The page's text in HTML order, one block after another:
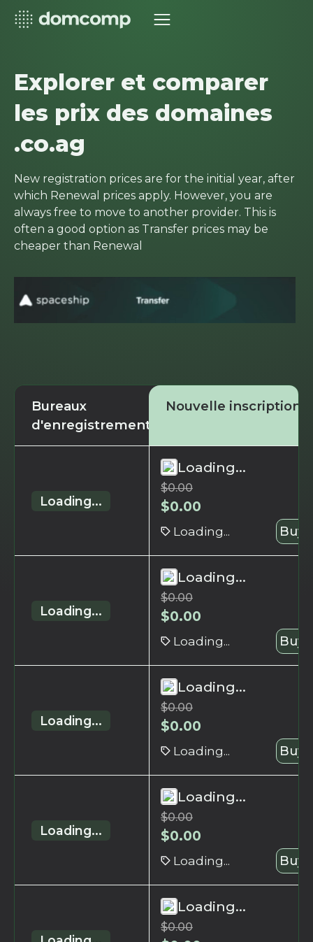
Explorer et comparer
les prix des domaines
.co.ag
New registration prices are for the initial year, after
which Renewal prices apply. However, you are
always free to move to another provider. This is
often a good option as Transfer prices may be
cheaper than Renewal
Bureaux
d'enregistrement
Nouvelle inscription
Loading...
Loading...
$0.00
$0.00
Loading... Buy
Loading...
Loading...
$0.00
$0.00
Loading... Buy
Loading...
Loading...
$0.00
$0.00
Loading... Buy
Loading...
Loading...
$0.00
$0.00
Loading... Buy
Loading...
$0.00